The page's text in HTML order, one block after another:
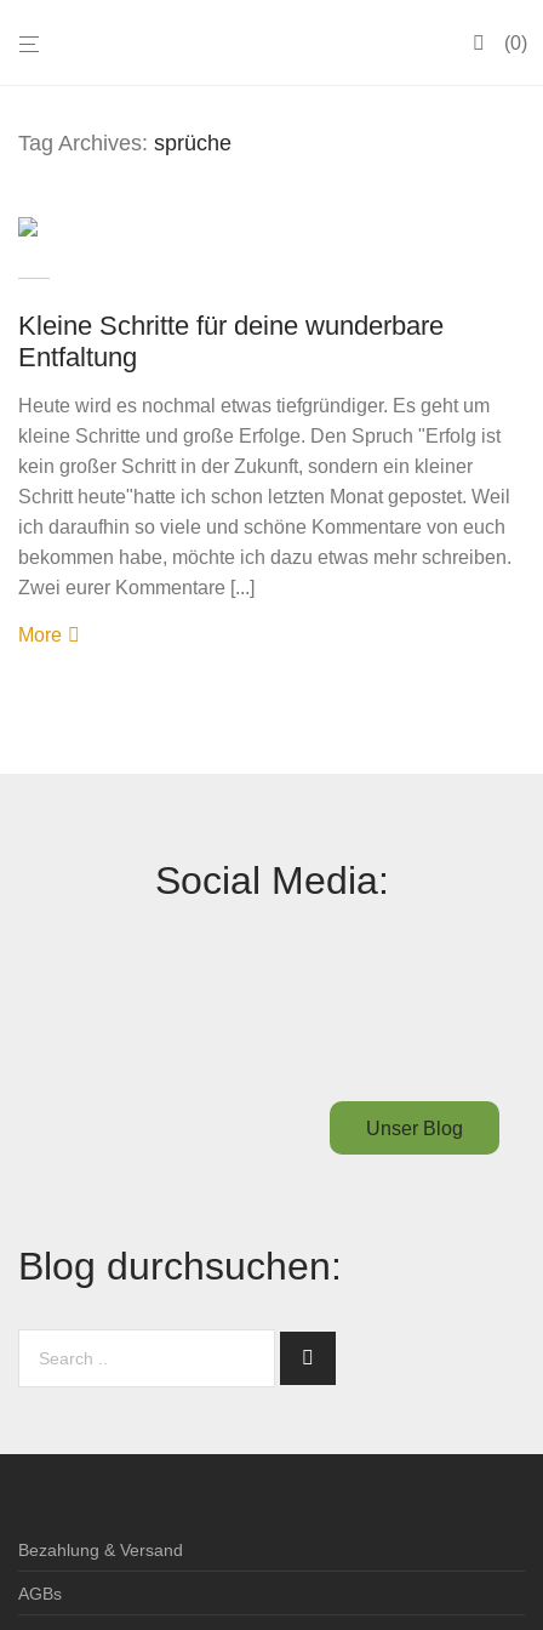
0
Tag Archives: sprüche
Kleine Schritte für deine wunderbare
Entfaltung
Heute wird es nochmal etwas tiefgründiger. Es geht um
kleine Schritte und große Erfolge. Den Spruch "Erfolg ist
kein großer Schritt in der Zukunft, sondern ein kleiner
Schritt heute"hatte ich schon letzten Monat gepostet. Weil
ich daraufhin so viele und schöne Kommentare von euch
bekommen habe, möchte ich dazu etwas mehr schreiben.
Zwei eurer Kommentare [...]
More
Social Media:
Unser Blog
Blog durchsuchen:
Bezahlung & Versand
AGBs